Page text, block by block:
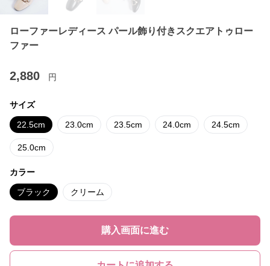
ローファーレディース パール飾り付きスクエアトゥロー
ファー
2,880 円
サイズ
22.5cm 23.0cm 23.5cm 24.0cm 24.5cm
25.0cm
カラー
ブラック クリーム
購入画面に進む